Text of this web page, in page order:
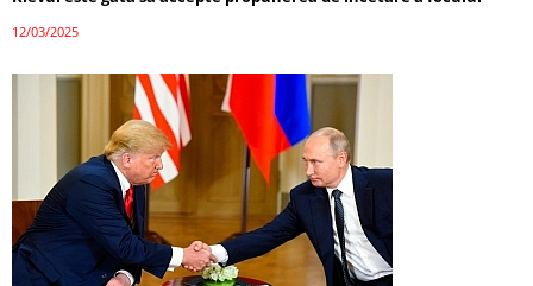
12/03/2025